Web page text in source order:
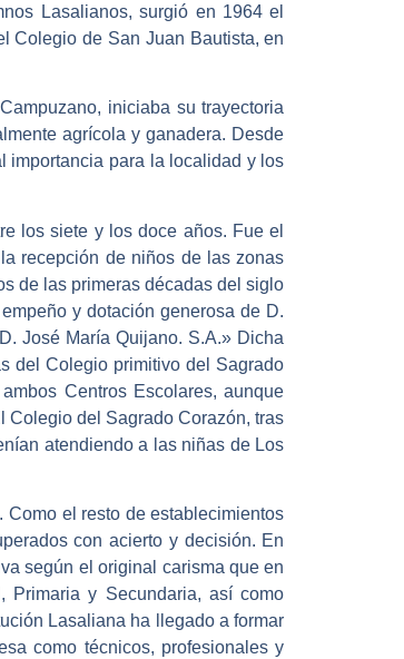
Lasalianos, surgió en 1964 el
de San Juan Bautista, en
iniciaba su trayectoria
agrícola y ganadera. Desde
importancia para la localidad y los
los siete y los doce años. Fue el
recepción de niños de las zonas
de las primeras décadas del siglo
y dotación generosa de D.
José María Quijano. S.A.» Dicha
del Colegio primitivo del Sagrado
Centros Escolares, aunque
Colegio del Sagrado Corazón, tras
atendiendo a las niñas de Los
el resto de establecimientos
con acierto y decisión. En
según el original carisma que en
Primaria y Secundaria, así como
Lasaliana ha llegado a formar
como técnicos, profesionales y